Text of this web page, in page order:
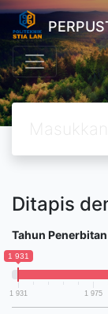
Ditapis
Tahun Penerbitan
1 931
1 931 1 975